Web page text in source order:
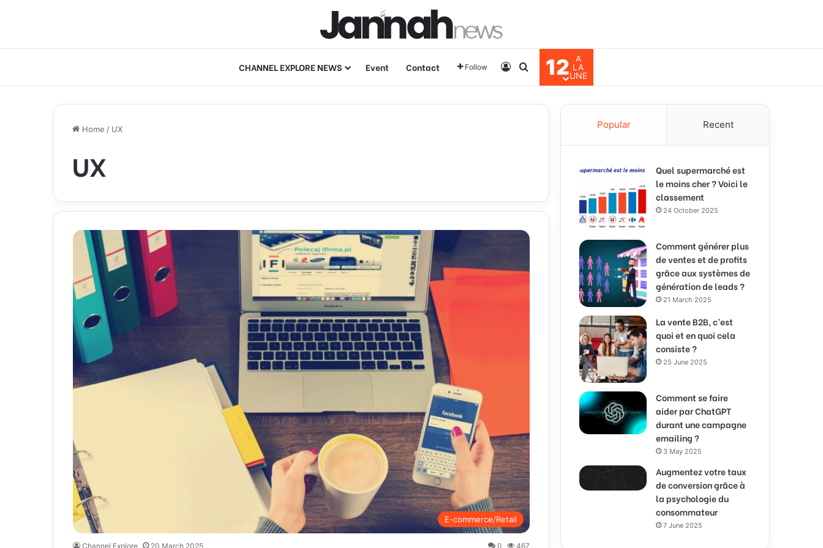
CHANNEL EXPLORE NEWS Event Contact Follow Log InSearch for
12
A
LA
UNE
Home / UX
UX
E-commerce/Retail
Channel Explore 20 March 2025 0 467
Popular Recent
Quel supermarché est
le moins cher ? Voici le
classement
24 October 2025
Comment générer plus
de ventes et de profits
grâce aux systèmes de
génération de leads ?
21 March 2025
La vente B2B, c’est
quoi et en quoi cela
consiste ?
25 June 2025
Comment se faire
aider par ChatGPT
durant une campagne
emailing ?
3 May 2025
Augmentez votre taux
de conversion grâce à
la psychologie du
consommateur
7 June 2025